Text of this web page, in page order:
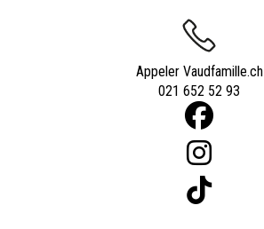
Appeler Vaudfamille.ch
021 652 52 93